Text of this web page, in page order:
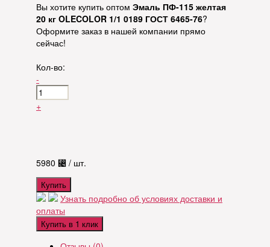
Вы хотите купить оптом Эмаль ПФ-115 желтая
20 кг OLECOLOR 1/1 0189 ГОСТ 6465-76?
Оформите заказ в нашей компании прямо
сейчас!
Кол-во:
-
+
5980 ⃄ / шт.
Купить
Узнать подробно об условиях доставки и
оплаты
Купить в 1 клик